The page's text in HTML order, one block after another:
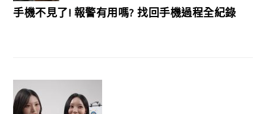
手機不見了! 報警有用嗎? 找回手機過程全紀錄